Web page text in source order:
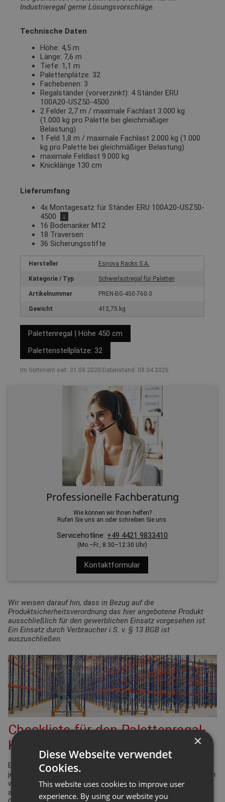
Industrieregal gerne Lösungsvorschläge.
Technische Daten
Höhe: 4,5 m
Länge: 7,6 m
Tiefe: 1,1 m
Palettenplätze: 32
Fachebenen: 3
Regalständer (vorverzinkt): 4 Ständer ERU
100A20-USZ50-4500
2 Felder 2,7 m / maximale Fachlast 3.000 kg
(1.000 kg pro Palette bei gleichmäßiger
Belastung)
1 Feld 1,8 m / maximale Fachlast 2.000 kg (1.000
kg pro Palette bei gleichmäßiger Belastung)
maximale Feldlast 9.000 kg
Knicklänge 130 cm
Lieferumfang
4x Montagesatz für Ständer ERU 100A20-USZ50-
4500
↓
16 Bodenanker M12
18 Traversen
36 Sicherungsstifte
Hersteller Esnova Racks S.A.
Kategorie / Typ Schwerlastregal für Paletten
Artikelnummer PREN-BG-450-760-3
Gewicht 412,75 kg
Palettenregal | Höhe 450 cm
Palettenstellplätze: 32
Im Sortiment seit: 31.08.2020 Datenstand: 08.04.2026
Professionelle Fachberatung
Wie können wir Ihnen helfen?
Rufen Sie uns an oder schreiben Sie uns.
Servicehotline: +49 4421 9833410
(Mo.–Fr., 8:30–12:30 Uhr)
Kontaktformular
Wir weisen darauf hin, dass in Bezug auf die
Produktsicherheitsverordnung das hier angebotene Produkt
ausschließlich für den gewerblichen Einsatz vorgesehen ist.
Ein Einsatz durch Verbraucher i.S. v. § 13 BGB ist
auszuschließen.
Checkliste für den Palettenregal-
Konfigurator
Bei der Planung Ihrer Regalanlage für Palettenregale gibt es
jede Menge Punkte zu überprüfen und einzuhalten. Viele davon
werden durch die Arbeitsstättenverordnung geregelt. Aber
auch Ergonomie und Effizienz spielen eine bedeutende Rolle.
×
Diese Webseite verwendet
Cookies.
This website uses cookies to improve user
experience. By using our website you